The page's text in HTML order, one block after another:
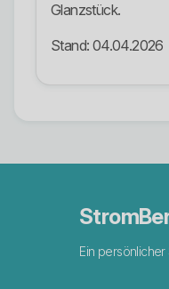
Glanzstück.
Stand: 04.04.2026
Ein